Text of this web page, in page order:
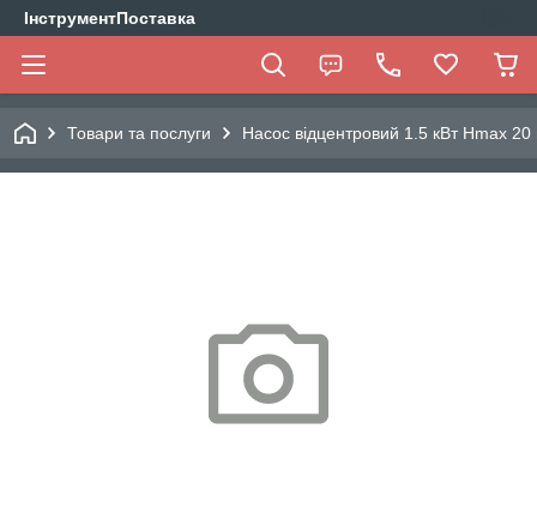
ІнструментПоставка
Товари та послуги Насос відцентровий 1.5 кВт Hmax